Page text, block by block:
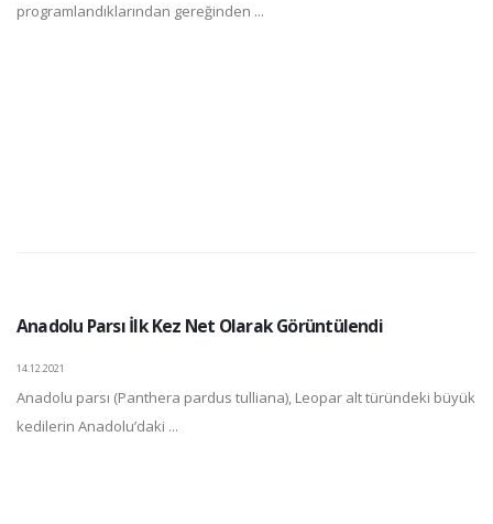
programlandıklarından gereğinden ...
Anadolu Parsı İlk Kez Net Olarak Görüntülendi
14.12.2021
Anadolu parsı (Panthera pardus tulliana), Leopar alt türündeki büyük
kedilerin Anadolu’daki ...